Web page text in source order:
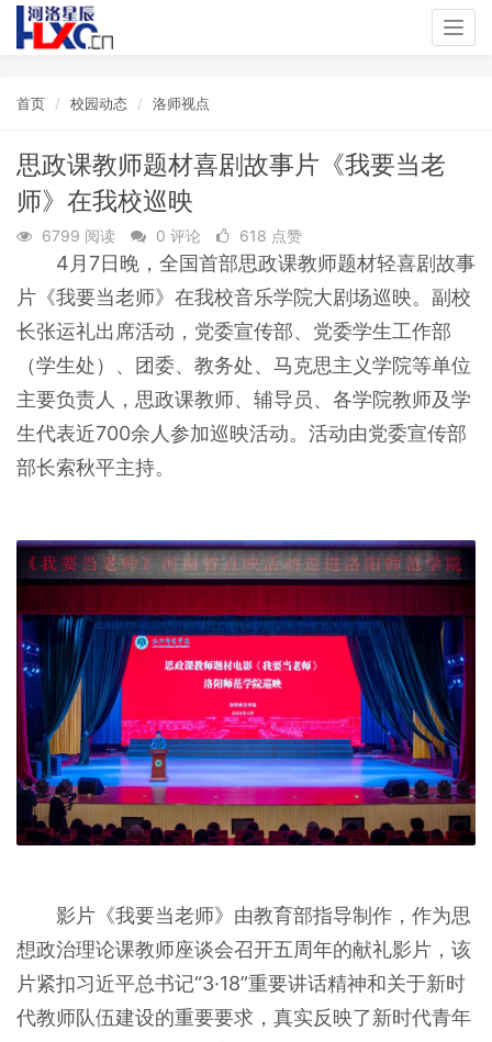
首页 校园动态 洛师视点
思政课教师题材喜剧故事片《我要当老
师》在我校巡映
6799 阅读 0 评论 618 点赞
4月7日晚，全国首部思政课教师题材轻喜剧故事
片《我要当老师》在我校音乐学院大剧场巡映。副校
长张运礼出席活动，党委宣传部、党委学生工作部
（学生处）、团委、教务处、马克思主义学院等单位
主要负责人，思政课教师、辅导员、各学院教师及学
生代表近700余人参加巡映活动。活动由党委宣传部
部长索秋平主持。
影片《我要当老师》由教育部指导制作，作为思
想政治理论课教师座谈会召开五周年的献礼影片，该
片紧扣习近平总书记“3·18”重要讲话精神和关于新时
代教师队伍建设的重要要求，真实反映了新时代青年